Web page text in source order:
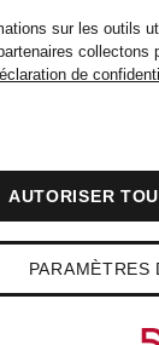
sur les outils
de
PARAMÈTRES
AUTORISER